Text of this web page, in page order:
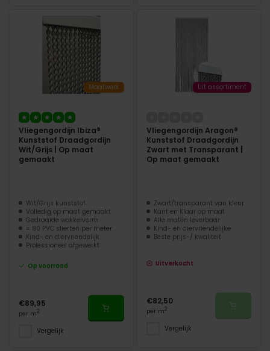
Maatwerk
Vliegengordijn Ibiza®
Kunststof Draadgordijn
Wit/Grijs | Op maat
gemaakt
Wit/Grijs kunststof
Volledig op maat gemaakt
Gedraaide wokkelvorm
± 80 PVC slierten per meter
Kind- en diervriendelijk
Professioneel afgewerkt
Op voorraad
€89,95
per m2
Vergelijk
Uit assortiment
Vliegengordijn Aragon®
Kunststof Draadgordijn
Zwart met Transparant |
Op maat gemaakt
Zwart/transparant van kleur
Kant en Klaar op maat
Alle maten leverbaar
Kind- en diervriendelijke
Beste prijs-/ kwaliteit
Uitverkocht
€82,50
per m2
Vergelijk